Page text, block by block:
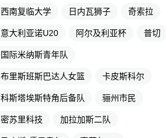
西南复临大学 日内瓦狮子 奇索拉
意大利亚诺U20 阿尔及利亚杯 普切
国际米纳斯青年队
布里斯班斯巴达人女篮 卡皮斯科尔
科斯塔埃斯特角后备队 骊州市民
密苏里科技 加拉加斯二队